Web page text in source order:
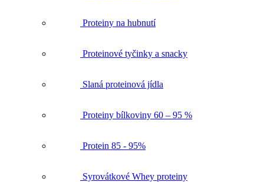
Proteiny na hubnutí
Proteinové tyčinky a snacky
Slaná proteinová jídla
Proteiny bílkoviny 60 – 95 %
Protein 85 - 95%
Syrovátkové Whey proteiny